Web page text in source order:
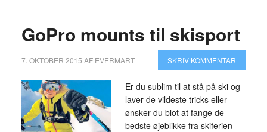
GoPro mounts til skisport
7. OKTOBER 2015 AF EVERMART SKRIV KOMMENTAR
Er du sublim til at stå på ski og
laver de vildeste tricks eller
ønsker du blot at fange de
bedste øjeblikke fra skiferien